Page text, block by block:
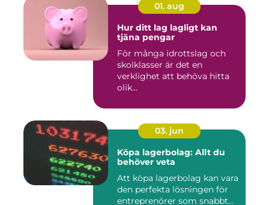
01. aug
Hur ditt lag lagligt kan
tjäna pengar
För många idrottslag och
skolklasser är det en
verklighet att behöva hitta
olik...
03. jun
Köpa lagerbolag: Allt du
behöver veta
Att köpa lagerbolag kan vara
den perfekta lösningen för
entreprenörer som snabbt...